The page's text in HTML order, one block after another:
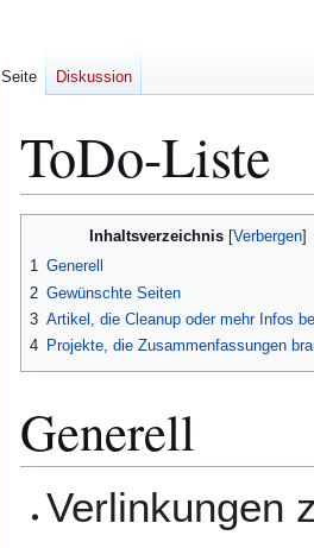
ToDo-Liste
Inhaltsverzeichnis
1 Generell
2 Gewünschte Seiten
3 Artikel, die Cleanup oder mehr Infos
4 Projekte, die Zusammenfassungen
Generell
Verlinkungen
Seite Diskussion